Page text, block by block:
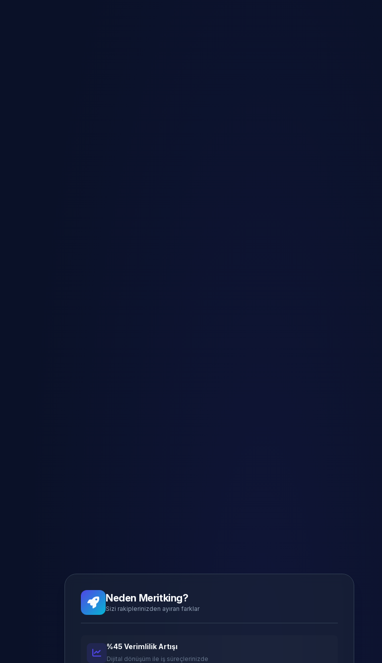
Neden Meritking?
Sizi rakiplerinizden ayıran farklar
%45 Verimlilik Artışı
Dijital dönüşüm ile iş süreçlerinizde